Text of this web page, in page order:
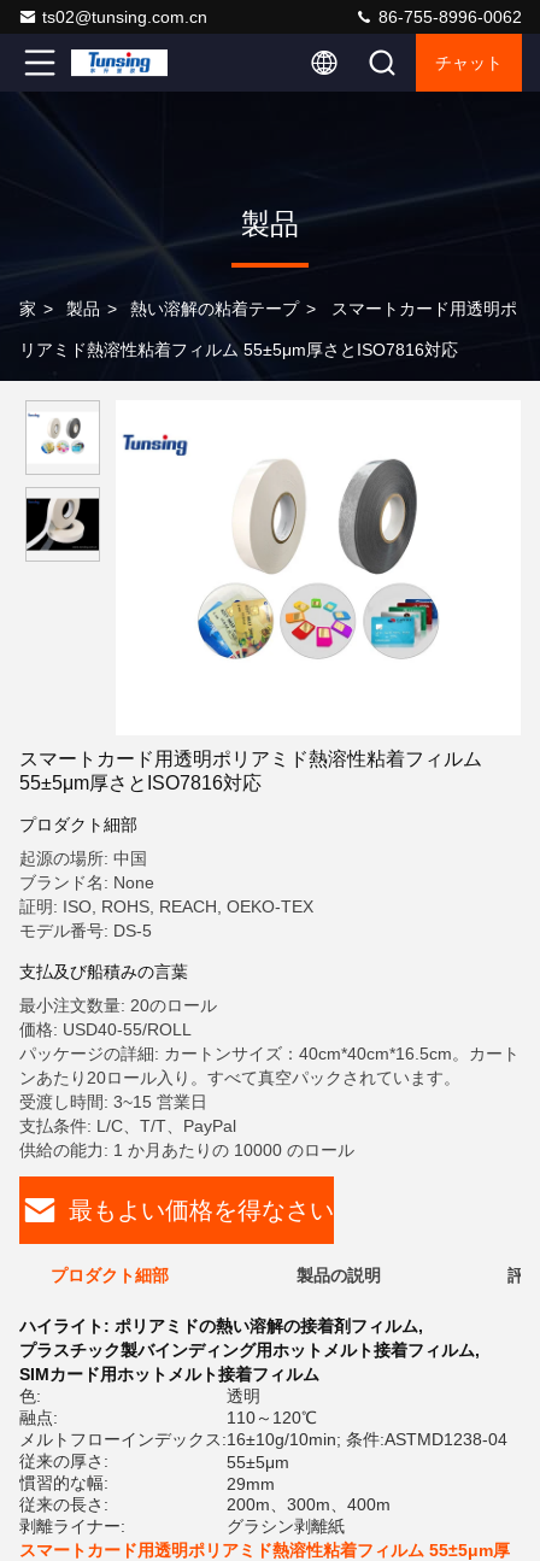
ts02@tunsing.com.cn 86-755-8996-0062
チャット
製品
家 > 製品 > 熱い溶解の粘着テープ > スマートカード用透明ポ
リアミド熱溶性粘着フィルム 55±5μm厚さとISO7816対応
スマートカード用透明ポリアミド熱溶性粘着フィルム
55±5μm厚さとISO7816対応
プロダクト細部
起源の場所: 中国
ブランド名: None
証明: ISO, ROHS, REACH, OEKO-TEX
モデル番号: DS-5
支払及び船積みの言葉
最小注文数量: 20のロール
価格: USD40-55/ROLL
パッケージの詳細: カートンサイズ：40cm*40cm*16.5cm。カート
ンあたり20ロール入り。すべて真空パックされています。
受渡し時間: 3~15 営業日
支払条件: L/C、T/T、PayPal
供給の能力: 1 か月あたりの 10000 のロール
最もよい価格を得なさい
プロダクト細部 製品の説明 評
ハイライト: ポリアミドの熱い溶解の接着剤フィルム,
プラスチック製バインディング用ホットメルト接着フィルム,
SIMカード用ホットメルト接着フィルム
色:
透明
融点:
110～120℃
メルトフローインデックス:16±10g/10min; 条件:ASTMD1238-04
従来の厚さ:
55±5μm
慣習的な幅:
29mm
従来の長さ:
200m、300m、400m
剥離ライナー:
グラシン剥離紙
スマートカード用透明ポリアミド熱溶性粘着フィルム 55±5μm厚